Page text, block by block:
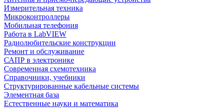
Измерительная техника
Микроконтроллеры
Мобильная телефония
Работа в LabVIEW
Радиолюбительские конструкции
Ремонт и обслуживание
САПР в электронике
Современная схемотехника
Справочники, учебники
Структурированные кабельные системы
Элементная база
Естественные науки и математика